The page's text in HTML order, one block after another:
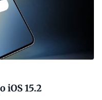
iOS 15.2